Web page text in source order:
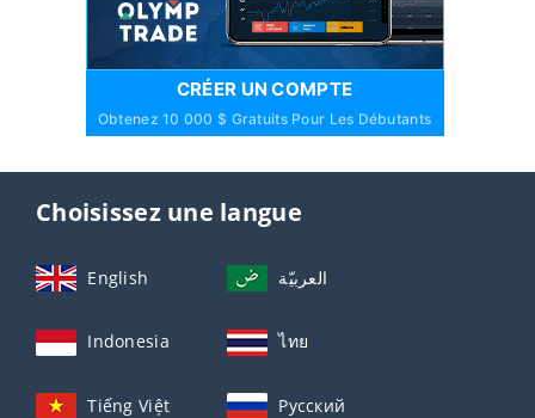
CRÉER UN COMPTE
Obtenez 10 000 $ Gratuits Pour Les Débutants
Choisissez une langue
English العربيّة
Indonesia ไทย
Tiếng Việt Русский